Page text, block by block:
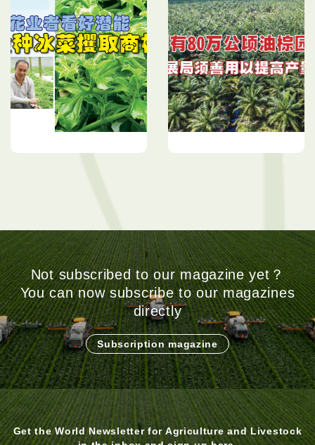
Not subscribed to our magazine yet？
You can now subscribe to our magazines
directly
Subscription magazine
Get the World Newsletter for Agriculture and Livestock